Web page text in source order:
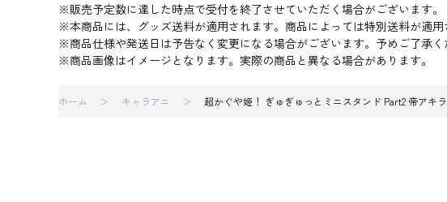
※販売予定数に達した時点で受付を終了させていただく場合がございます。
※本商品には、グッズ送料が適用されます。商品によっては特別送料が適用
※商品仕様や発送日は予告なく変更になる場合がございます。予めご了承く
※商品画像はイメージとなります。実際の商品と異なる場合があります。
ホーム キャラアニ 超かぐや姫！ ぎゅぎゅっとミニスタンド Part2 帝アキラ